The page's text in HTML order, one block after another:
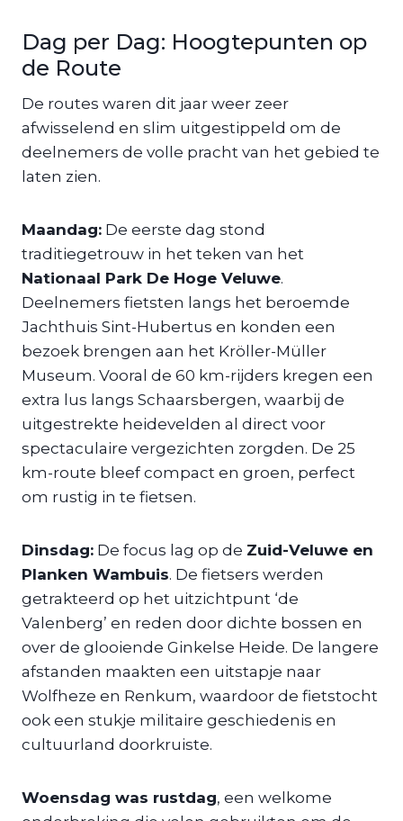
Dag per Dag: Hoogtepunten op
de Route
De routes waren dit jaar weer zeer
afwisselend en slim uitgestippeld om de
deelnemers de volle pracht van het gebied te
laten zien.
Maandag: De eerste dag stond
traditiegetrouw in het teken van het
Nationaal Park De Hoge Veluwe.
Deelnemers fietsten langs het beroemde
Jachthuis Sint-Hubertus en konden een
bezoek brengen aan het Kröller-Müller
Museum. Vooral de 60 km-rijders kregen een
extra lus langs Schaarsbergen, waarbij de
uitgestrekte heidevelden al direct voor
spectaculaire vergezichten zorgden. De 25
km-route bleef compact en groen, perfect
om rustig in te fietsen.
Dinsdag: De focus lag op de Zuid-Veluwe en
Planken Wambuis. De fietsers werden
getrakteerd op het uitzichtpunt ‘de
Valenberg’ en reden door dichte bossen en
over de glooiende Ginkelse Heide. De langere
afstanden maakten een uitstapje naar
Wolfheze en Renkum, waardoor de fietstocht
ook een stukje militaire geschiedenis en
cultuurland doorkruiste.
Woensdag was rustdag, een welkome